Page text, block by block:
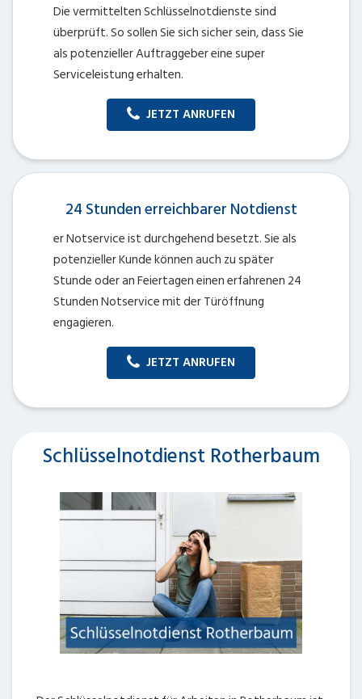
Die vermittelten Schlüsselnotdienste sind
überprüft. So sollen Sie sich sicher sein, dass Sie
als potenzieller Auftraggeber eine super
Serviceleistung erhalten.
JETZT ANRUFEN
24 Stunden erreichbarer Notdienst
er Notservice ist durchgehend besetzt. Sie als
potenzieller Kunde können auch zu später
Stunde oder an Feiertagen einen erfahrenen 24
Stunden Notservice mit der Türöffnung
engagieren.
JETZT ANRUFEN
Schlüsselnotdienst Rotherbaum